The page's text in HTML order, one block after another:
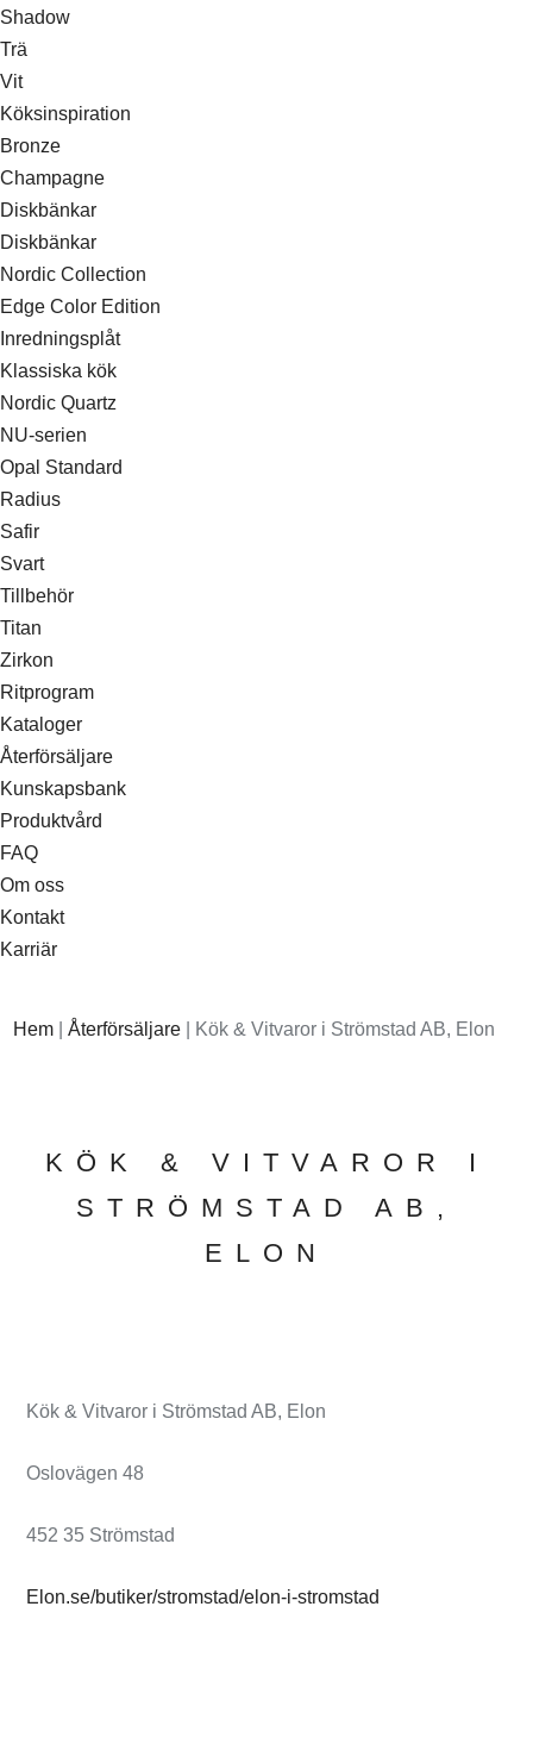
Shadow
Trä
Vit
Köksinspiration
Bronze
Champagne
Diskbänkar
Diskbänkar
Nordic Collection
Edge Color Edition
Inredningsplåt
Klassiska kök
Nordic Quartz
NU-serien
Opal Standard
Radius
Safir
Svart
Tillbehör
Titan
Zirkon
Ritprogram
Kataloger
Återförsäljare
Kunskapsbank
Produktvård
FAQ
Om oss
Kontakt
Karriär
Hem |Återförsäljare Kök & Vitvaror i Strömstad AB, Elon
KÖK & VITVAROR I
STRÖMSTAD AB,
ELON
Kök & Vitvaror i Strömstad AB, Elon
Oslovägen 48
452 35 Strömstad
Elon.se/butiker/stromstad/elon-i-stromstad